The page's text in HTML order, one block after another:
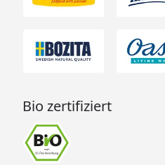
Bio zertifiziert